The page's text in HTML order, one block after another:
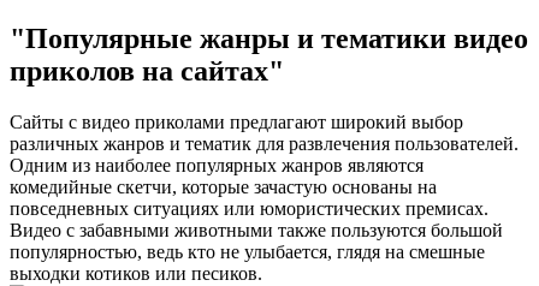
"Популярные жанры и тематики видео
приколов на сайтах"
Сайты с видео приколами предлагают широкий выбор
различных жанров и тематик для развлечения пользователей.
Одним из наиболее популярных жанров являются
комедийные скетчи, которые зачастую основаны на
повседневных ситуациях или юмористических премисах.
Видео с забавными животными также пользуются большой
популярностью, ведь кто не улыбается, глядя на смешные
выходки котиков или песиков.